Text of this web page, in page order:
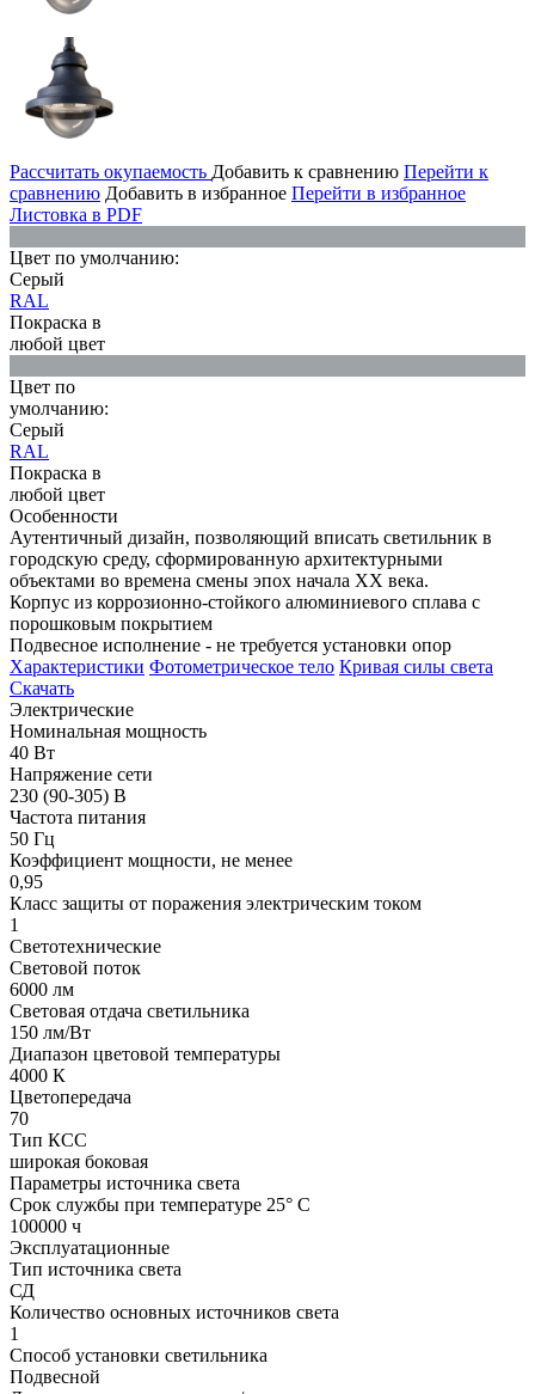
Рассчитать окупаемость Добавить к сравнению Перейти к
сравнению Добавить в избранное Перейти в избранное
Листовка в PDF
Цвет по умолчанию:
Серый
RAL
Покраска в
любой цвет
Цвет по
умолчанию:
Серый
RAL
Покраска в
любой цвет
Особенности
Аутентичный дизайн, позволяющий вписать светильник в
городскую среду, сформированную архитектурными
объектами во времена смены эпох начала XX века.
Корпус из коррозионно-стойкого алюминиевого сплава с
порошковым покрытием
Подвесное исполнение - не требуется установки опор
Характеристики Фотометрическое тело Кривая силы света
Скачать
Электрические
Номинальная мощность
40 Вт
Напряжение сети
230 (90-305) В
Частота питания
50 Гц
Коэффициент мощности, не менее
0,95
Класс защиты от поражения электрическим током
1
Светотехнические
Световой поток
6000 лм
Световая отдача светильника
150 лм/Вт
Диапазон цветовой температуры
4000 К
Цветопередача
70
Тип КСС
широкая боковая
Параметры источника света
Срок службы при температуре 25° С
100000 ч
Эксплуатационные
Тип источника света
СД
Количество основных источников света
1
Способ установки светильника
Подвесной